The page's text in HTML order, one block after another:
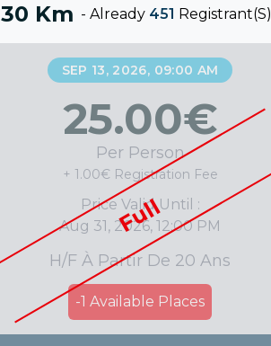
30 Km - Already 451 Registrant(s)
Full
SEP 13, 2026, 09:00 AM
25.00€
Per Person
+ 1.00€ Registration Fee
Price Valid Until :
Aug 31, 2026, 12:00 PM
H/F À Partir De 20 Ans
-1 Available Places